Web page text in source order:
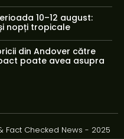
10–12 august:
nopți tropicale
din Andover către
poate avea asupra
Fact Checked News - 2025